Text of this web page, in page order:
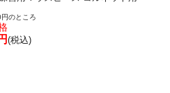
のところ
(税込)
気コンテンツ